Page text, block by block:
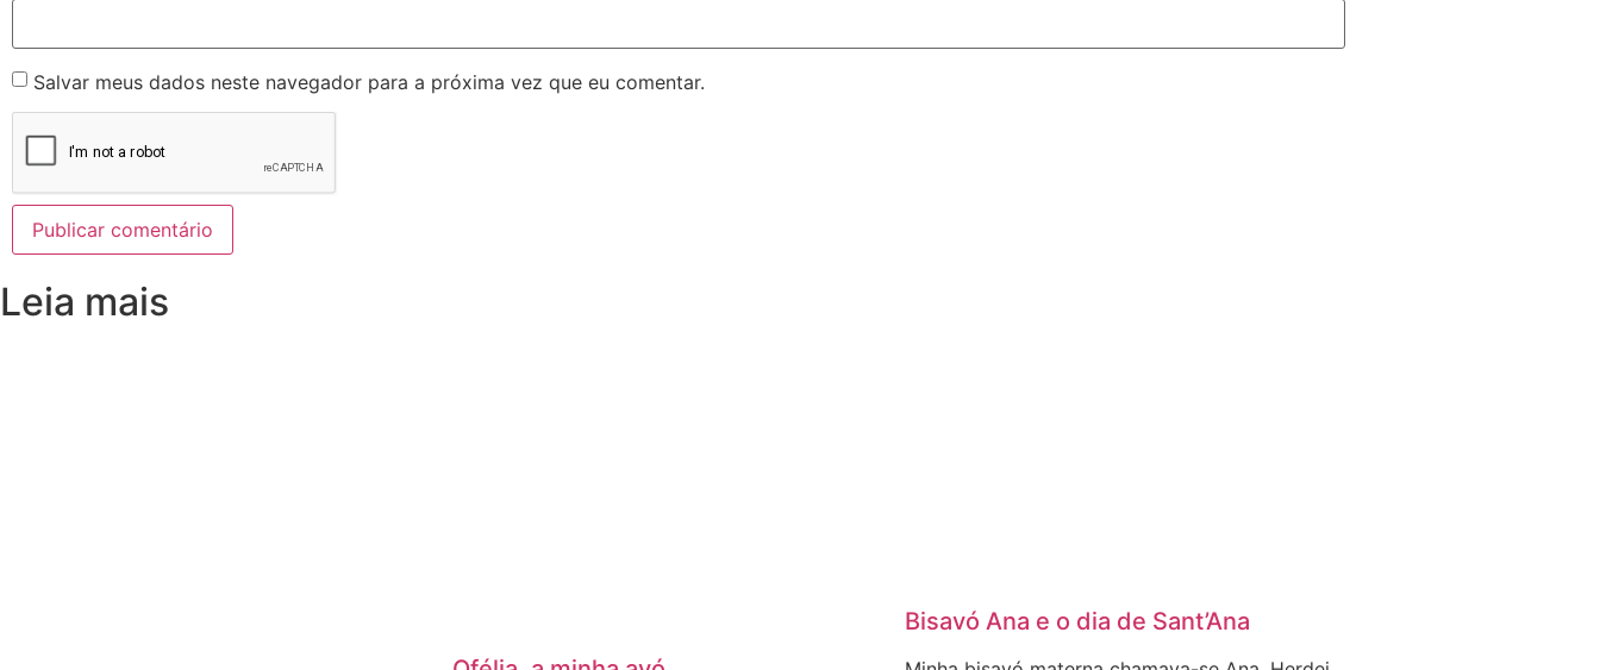
Salvar meus dados neste navegador para a próxima vez que eu comentar.
Leia mais
Bisavó Ana e o dia de Sant’Ana